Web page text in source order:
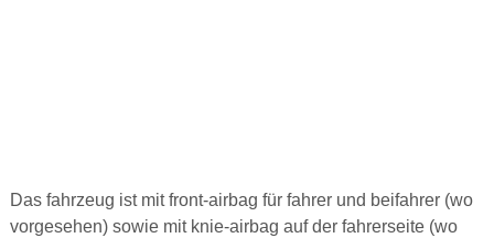
Das fahrzeug ist mit front-airbag für fahrer und beifahrer (wo
vorgesehen) sowie mit knie-airbag auf der fahrerseite (wo